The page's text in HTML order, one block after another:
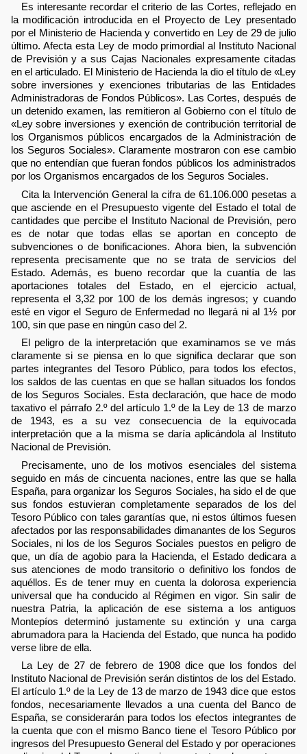
Es interesante recordar el criterio de las Cortes, reflejado en
la modificación introducida en el Proyecto de Ley presentado
por el Ministerio de Hacienda y convertido en Ley de 29 de julio
último. Afecta esta Ley de modo primordial al Instituto Nacional
de Previsión y a sus Cajas Nacionales expresamente citadas
en el articulado. El Ministerio de Hacienda la dio el título de «Ley
sobre inversiones y exenciones tributarias de las Entidades
Administradoras de Fondos Públicos». Las Cortes, después de
un detenido examen, las remitieron al Gobierno con el título de
«Ley sobre inversiones y exención de contribución territorial de
los Organismos públicos encargados de la Administración de
los Seguros Sociales». Claramente mostraron con ese cambio
que no entendían que fueran fondos públicos los administrados
por los Organismos encargados de los Seguros Sociales.
Cita la Intervención General la cifra de 61.106.000 pesetas a
que asciende en el Presupuesto vigente del Estado el total de
cantidades que percibe el Instituto Nacional de Previsión, pero
es de notar que todas ellas se aportan en concepto de
subvenciones o de bonificaciones. Ahora bien, la subvención
representa precisamente que no se trata de servicios del
Estado. Además, es bueno recordar que la cuantía de las
aportaciones totales del Estado, en el ejercicio actual,
representa el 3,32 por 100 de los demás ingresos; y cuando
esté en vigor el Seguro de Enfermedad no llegará ni al 1½ por
100, sin que pase en ningún caso del 2.
El peligro de la interpretación que examinamos se ve más
claramente si se piensa en lo que significa declarar que son
partes integrantes del Tesoro Público, para todos los efectos,
los saldos de las cuentas en que se hallan situados los fondos
de los Seguros Sociales. Esta declaración, que hace de modo
taxativo el párrafo 2.º del artículo 1.º de la Ley de 13 de marzo
de 1943, es a su vez consecuencia de la equivocada
interpretación que a la misma se daría aplicándola al Instituto
Nacional de Previsión.
Precisamente, uno de los motivos esenciales del sistema
seguido en más de cincuenta naciones, entre las que se halla
España, para organizar los Seguros Sociales, ha sido el de que
sus fondos estuvieran completamente separados de los del
Tesoro Público con tales garantías que, ni estos últimos fuesen
afectados por las responsabilidades dimanantes de los Seguros
Sociales, ni los de los Seguros Sociales puestos en peligro de
que, un día de agobio para la Hacienda, el Estado dedicara a
sus atenciones de modo transitorio o definitivo los fondos de
aquéllos. Es de tener muy en cuenta la dolorosa experiencia
universal que ha conducido al Régimen en vigor. Sin salir de
nuestra Patria, la aplicación de ese sistema a los antiguos
Montepíos determinó justamente su extinción y una carga
abrumadora para la Hacienda del Estado, que nunca ha podido
verse libre de ella.
La Ley de 27 de febrero de 1908 dice que los fondos del
Instituto Nacional de Previsión serán distintos de los del Estado.
El artículo 1.º de la Ley de 13 de marzo de 1943 dice que estos
fondos, necesariamente llevados a una cuenta del Banco de
España, se considerarán para todos los efectos integrantes de
la cuenta que con el mismo Banco tiene el Tesoro Público por
ingresos del Presupuesto General del Estado y por operaciones